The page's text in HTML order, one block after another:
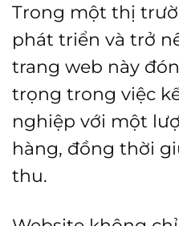
Trong một thị
phát triển và trở
trang web này
trọng trong việc
nghiệp với một
hàng, đồng thời
thu.